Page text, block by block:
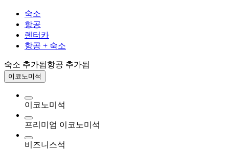
숙소
항공
렌터카
항공 + 숙소
숙소 추가됨항공 추가됨
이코노미석
이코노미석
프리미엄 이코노미석
비즈니스석